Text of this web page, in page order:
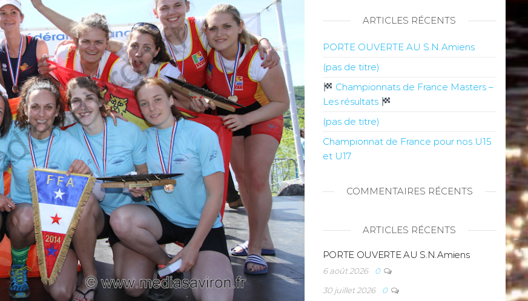
ARTICLES RÉCENTS
PORTE OUVERTE AU S.N.Amiens
(pas de titre)
Championnats de France Masters –
Les résultats
(pas de titre)
Championnat de France pour nos U15
et U17
COMMENTAIRES RÉCENTS
ARTICLES RÉCENTS
PORTE OUVERTE AU S.N.Amiens
6 août 2026
0
30 juillet 2026
0